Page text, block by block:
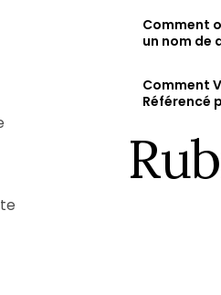
les
Comment
un nom de
Comment
Référencé